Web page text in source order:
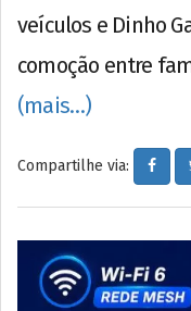
veículos e Dinho
comoção entre
(mais…)
Compartilhe via: